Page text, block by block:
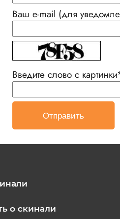
Ваш e-mail (для
Введите слово с картинки
о скинали